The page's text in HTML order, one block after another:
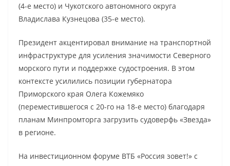
(4-е место) и Чукотского автономного округа
Владислава Кузнецова (35-е место).
Президент акцентировал внимание на транспортной
инфраструктуре для усиления значимости Северного
морского пути и поддержке судостроения. В этом
контексте усилились позиции губернатора
Приморского края Олега Кожемяко
(переместившегося с 20-го на 18-е место) благодаря
планам Минпромторга загрузить судоверфь «Звезда»
в регионе.
На инвестиционном форуме ВТБ «Россия зовет!» с